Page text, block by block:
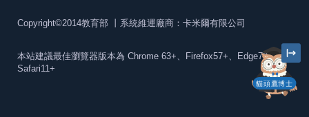
貓頭鷹博士
Copyright©2014教育部 丨系統維運廠商：卡米爾有限公司
本站建議最佳瀏覽器版本為 Chrome 63+、Firefox57+、Edge79+及
Safari11+